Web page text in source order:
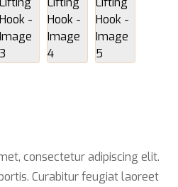
consectetur adipiscing elit.
Curabitur feugiat laoreet